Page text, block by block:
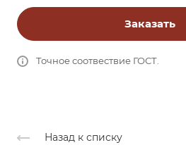
Заказать
Точное соотвествие ГОСТ.
Назад к списку